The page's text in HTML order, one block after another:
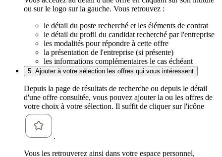
ou sur le logo sur la gauche. Vous retrouvez :
le détail du poste recherché et les éléments de contrat
le détail du profil du candidat recherché par l'entreprise
les modalités pour répondre à cette offre
la présentation de l'entreprise (si présente)
les informations complémentaires le cas échéant
5. Ajouter à votre sélection les offres qui vous intéressent
Depuis la page de résultats de recherche ou depuis le détail
d'une offre consultée, vous pouvez ajouter la ou les offres de
votre choix à votre sélection. Il suffit de cliquer sur l'icône
.
Vous les retrouverez ainsi dans votre espace personnel,